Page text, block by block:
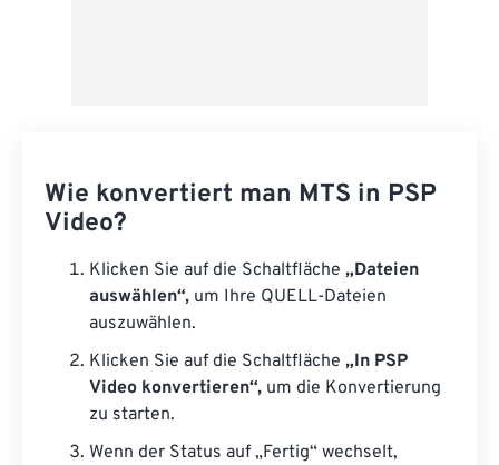
Wie konvertiert man MTS in PSP
Video?
Klicken Sie auf die Schaltfläche „Dateien
auswählen“, um Ihre QUELL-Dateien
auszuwählen.
Klicken Sie auf die Schaltfläche „In PSP
Video konvertieren“, um die Konvertierung
zu starten.
Wenn der Status auf „Fertig“ wechselt,